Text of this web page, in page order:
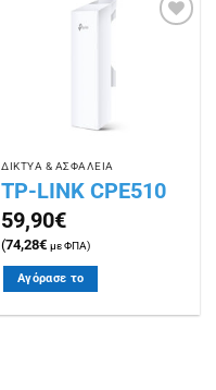
ΔΙΚΤΥΑ & ΑΣΦΑΛΕΙΑ
TP-LINK CPE510
59,90€
(74,28€ με ΦΠΑ)
Αγόρασε το